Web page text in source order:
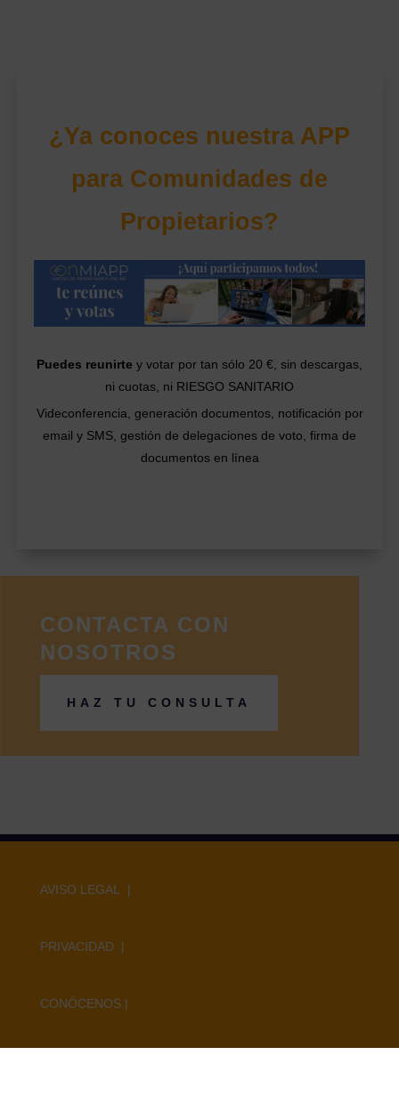
¿Ya conoces nuestra APP
para Comunidades de
Propietarios?
Puedes reunirte y votar por tan sólo 20 €, sin descargas,
ni cuotas, ni RIESGO SANITARIO
Videconferencia, generación documentos, notificación por
email y SMS, gestión de delegaciones de voto, firma de
documentos en línea
CONTACTA CON
NOSOTROS
HAZ TU CONSULTA
AVISO LEGAL |
PRIVACIDAD |
CONÓCENOS |